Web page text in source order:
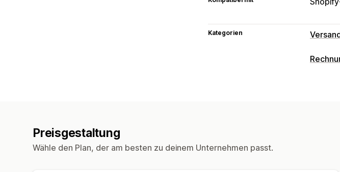
Kategorien
Preisgestaltung
Wähle den Plan, der am besten zu deinem Unternehmen passt.